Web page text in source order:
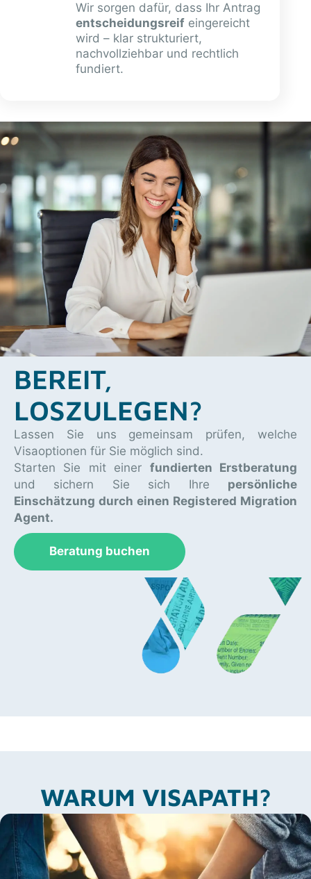
Wir sorgen dafür, dass Ihr Antrag
entscheidungsreifeingereicht
wird – klar strukturiert,
nachvollziehbar und rechtlich
fundiert.
BEREIT,
LOSZULEGEN?
Lassen Sie uns gemeinsam prüfen, welche
Visaoptionen für Sie möglich sind.
Starten Sie mit einer fundierten Erstberatung
und sichern Sie sich Ihre persönliche
Einschätzung durch einen Registered Migration
Agent.
Beratung buchen
WARUM VISAPATH?